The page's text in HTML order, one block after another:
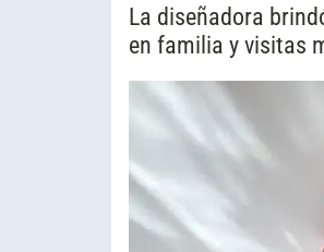
La diseñadora
en familia y visitas